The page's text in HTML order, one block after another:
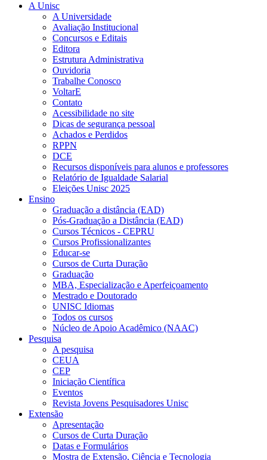
A Unisc
A Universidade
Avaliação Institucional
Concursos e Editais
Editora
Estrutura Administrativa
Ouvidoria
Trabalhe Conosco
VoltarE
Contato
Acessibilidade no site
Dicas de segurança pessoal
Achados e Perdidos
RPPN
DCE
Recursos disponíveis para alunos e professores
Relatório de Igualdade Salarial
Eleições Unisc 2025
Ensino
Graduação a distância (EAD)
Pós-Graduação a Distância (EAD)
Cursos Técnicos - CEPRU
Cursos Profissionalizantes
Educar-se
Cursos de Curta Duração
Graduação
MBA, Especialização e Aperfeiçoamento
Mestrado e Doutorado
UNISC Idiomas
Todos os cursos
Núcleo de Apoio Acadêmico (NAAC)
Pesquisa
A pesquisa
CEUA
CEP
Iniciação Científica
Eventos
Revista Jovens Pesquisadores Unisc
Extensão
Apresentação
Cursos de Curta Duração
Datas e Formulários
Mostra de Extensão, Ciência e Tecnologia